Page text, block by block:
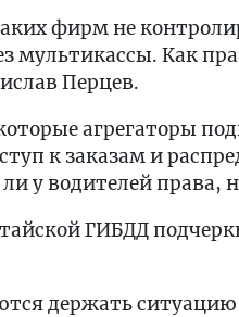
фирм не
мультикассы. Как
Перцев.
агрегаторы
к заказам и
у водителей права,
ГИБДД
держать